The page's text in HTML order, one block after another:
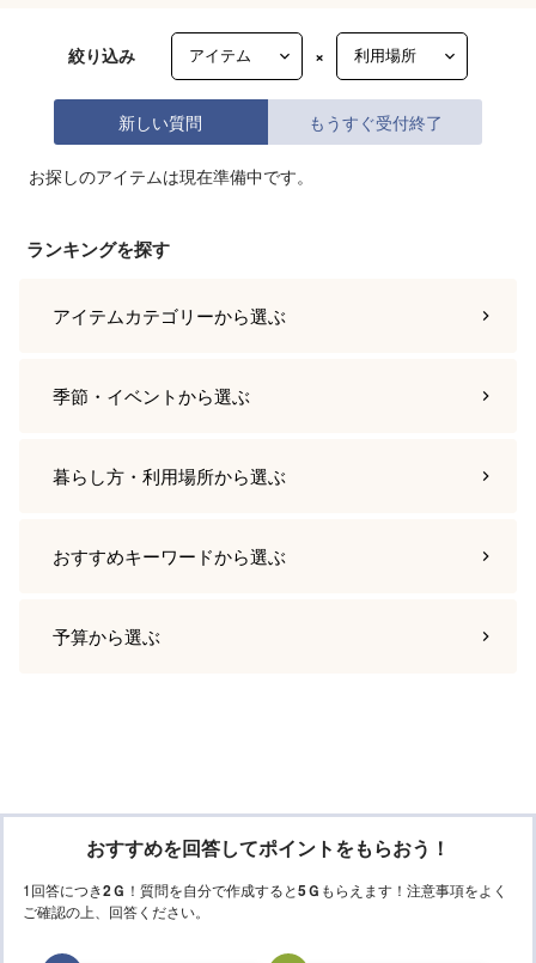
絞り込み ×
新しい質問 もうすぐ受付終了
お探しのアイテムは現在準備中です。
ランキングを探す
アイテムカテゴリーから選ぶ
季節・イベントから選ぶ
暮らし方・利用場所から選ぶ
おすすめキーワードから選ぶ
予算から選ぶ
おすすめを回答してポイントをもらおう！
1回答につき2Ｇ ！質問を自分で作成すると5Ｇ もらえます！注意事項をよく
ご確認の上、回答ください。